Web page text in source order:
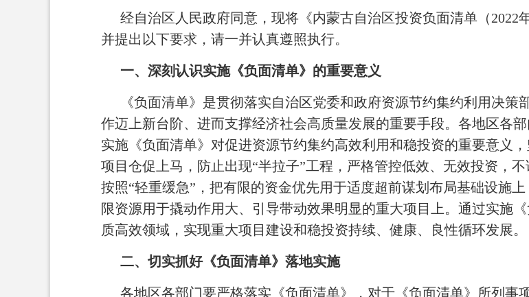
经自治区人民政府同意，现将《内蒙古自治区投资负面清单（2022
并提出以下要求，请一并认真遵照执行。
一、深刻认识实施《负面清单》的重要意义
《负面清单》是贯彻落实自治区党委和政府资源节约集约利用决
作迈上新台阶、进而支撑经济社会高质量发展的重要手段。各地区各
实施《负面清单》对促进资源节约集约高效利用和稳投资的重要意义
项目仓促上马，防止出现“半拉子”工程，严格管控低效、无效投资，
按照“轻重缓急”，把有限的资金优先用于适度超前谋划布局基础设施
限资源用于撬动作用大、引导带动效果明显的重大项目上。通过实施
质高效领域，实现重大项目建设和稳投资持续、健康、良性循环发展。
二、切实抓好《负面清单》落地实施
各地区各部门要严格落实《负面清单》，对于《负面清单》所列事